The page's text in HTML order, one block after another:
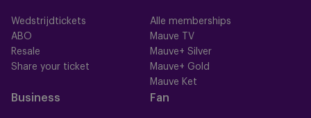
Wedstrijdtickets
ABO
Resale
Share your ticket
Alle memberships
Mauve TV
Mauve+ Silver
Mauve+ Gold
Mauve Ket
Business Fan